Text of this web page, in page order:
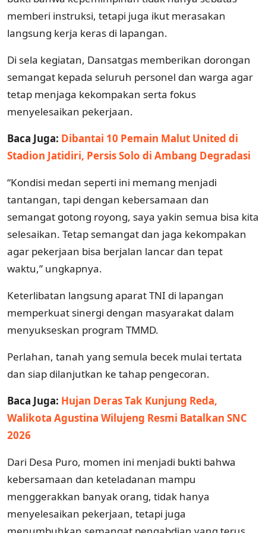
memberi instruksi, tetapi juga ikut merasakan
langsung kerja keras di lapangan.
Di sela kegiatan, Dansatgas memberikan dorongan
semangat kepada seluruh personel dan warga agar
tetap menjaga kekompakan serta fokus
menyelesaikan pekerjaan.
Baca Juga: Dibantai 10 Pemain Malut United di
Stadion Jatidiri, Persis Solo di Ambang Degradasi
“Kondisi medan seperti ini memang menjadi
tantangan, tapi dengan kebersamaan dan
semangat gotong royong, saya yakin semua bisa kita
selesaikan. Tetap semangat dan jaga kekompakan
agar pekerjaan bisa berjalan lancar dan tepat
waktu,” ungkapnya.
Keterlibatan langsung aparat TNI di lapangan
memperkuat sinergi dengan masyarakat dalam
menyukseskan program TMMD.
Perlahan, tanah yang semula becek mulai tertata
dan siap dilanjutkan ke tahap pengecoran.
Baca Juga: Hujan Deras Tak Kunjung Reda,
Walikota Agustina Wilujeng Resmi Batalkan SNC
2026
Dari Desa Puro, momen ini menjadi bukti bahwa
kebersamaan dan keteladanan mampu
menggerakkan banyak orang, tidak hanya
menyelesaikan pekerjaan, tetapi juga